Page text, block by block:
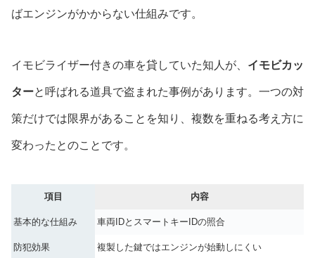
ばエンジンがかからない仕組みです。
イモビライザー付きの車を貸していた知人が、 イモビカッ
ターと呼ばれる道具で盗まれた事例があります。一つの対
策だけでは限界があることを知り、複数を重ねる考え方に
変わったとのことです。
項目 内容
基本的な仕組み 車両IDとスマートキーIDの照合
防犯効果 複製した鍵ではエンジンが始動しにくい